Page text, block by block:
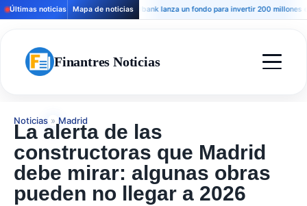
Últimas noticias Mapa de noticiasAndbank lanza un fondo para invertir 200 millones en
Finantres Noticias
Noticias » Madrid
La alerta de las
constructoras que Madrid
debe mirar: algunas obras
pueden no llegar a 2026